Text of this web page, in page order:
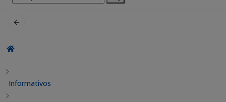
por:
Informativos